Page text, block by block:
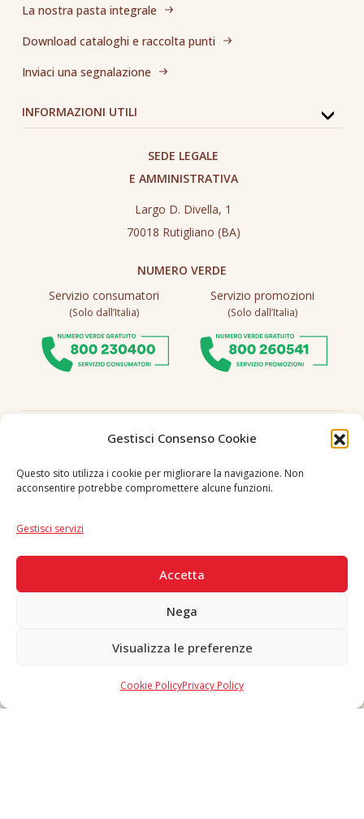
Gestisci Consenso Cookie
Questo sito utilizza i cookie per migliorare la navigazione. Non
acconsentire potrebbe compromettere alcune funzioni.
Gestisci servizi
Accetta
Nega
Visualizza le preferenze
Cookie PolicyPrivacy Policy
La nostra pasta integrale
Download cataloghi e raccolta punti
Inviaci una segnalazione
INFORMAZIONI UTILI
SEDE LEGALE
E AMMINISTRATIVA
Largo D. Divella, 1
70018 Rutigliano (BA)
NUMERO VERDE
Servizio consumatori
(Solo dall’Italia)
Servizio promozioni
(Solo dall’Italia)
Seguici
Copyright © 2026 F. Divella S.p.A. - P.IVA 00257660720 - REA: 35658